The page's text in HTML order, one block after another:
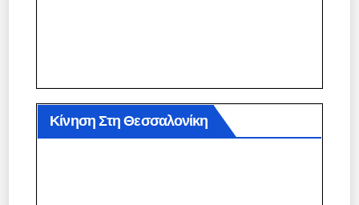
Κίνηση Στη Θεσσαλονίκη